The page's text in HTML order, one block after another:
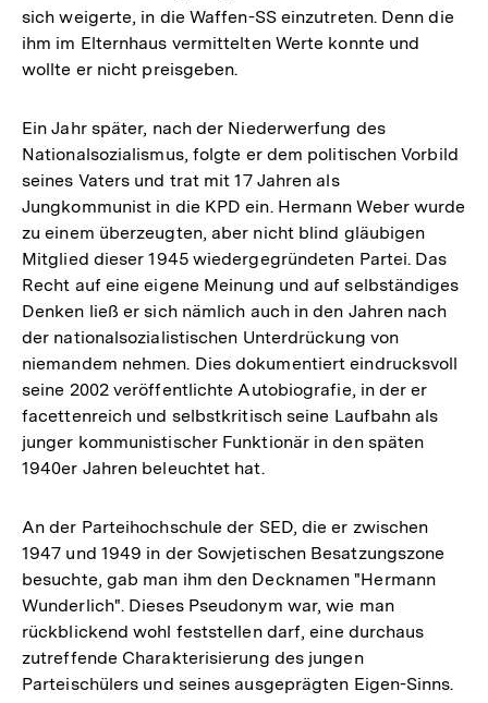
sich weigerte, in die Waffen-SS einzutreten. Denn die
ihm im Elternhaus vermittelten Werte konnte und
wollte er nicht preisgeben.
Ein Jahr später, nach der Niederwerfung des
Nationalsozialismus, folgte er dem politischen Vorbild
seines Vaters und trat mit 17 Jahren als
Jungkommunist in die KPD ein. Hermann Weber wurde
zu einem überzeugten, aber nicht blind gläubigen
Mitglied dieser 1945 wiedergegründeten Partei. Das
Recht auf eine eigene Meinung und auf selbständiges
Denken ließ er sich nämlich auch in den Jahren nach
der nationalsozialistischen Unterdrückung von
niemandem nehmen. Dies dokumentiert eindrucksvoll
seine 2002 veröffentlichte Autobiografie, in der er
facettenreich und selbstkritisch seine Laufbahn als
junger kommunistischer Funktionär in den späten
1940er Jahren beleuchtet hat.
An der Parteihochschule der SED, die er zwischen
1947 und 1949 in der Sowjetischen Besatzungszone
besuchte, gab man ihm den Decknamen "Hermann
Wunderlich". Dieses Pseudonym war, wie man
rückblickend wohl feststellen darf, eine durchaus
zutreffende Charakterisierung des jungen
Parteischülers und seines ausgeprägten Eigen-Sinns.